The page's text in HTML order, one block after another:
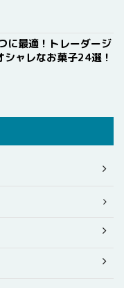
に最適！トレーダージ
ャレなお菓子24選！